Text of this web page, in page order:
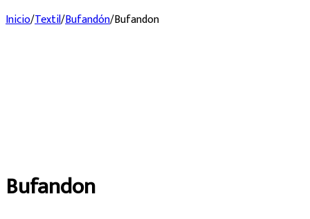
Inicio/Textil/Bufandón/Bufandon
Bufandon